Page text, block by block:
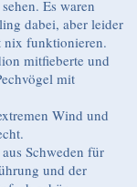
Es waren
dabei, aber leider
nix funktionieren.
mitfieberte und
mit
Wind und
Schweden für
und der